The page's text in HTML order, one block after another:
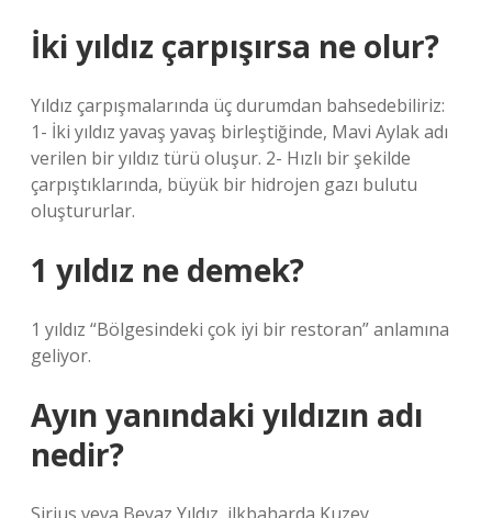
İki yıldız çarpışırsa ne olur?
Yıldız çarpışmalarında üç durumdan bahsedebiliriz:
1- İki yıldız yavaş yavaş birleştiğinde, Mavi Aylak adı
verilen bir yıldız türü oluşur. 2- Hızlı bir şekilde
çarpıştıklarında, büyük bir hidrojen gazı bulutu
oluştururlar.
1 yıldız ne demek?
1 yıldız “Bölgesindeki çok iyi bir restoran” anlamına
geliyor.
Ayın yanındaki yıldızın adı
nedir?